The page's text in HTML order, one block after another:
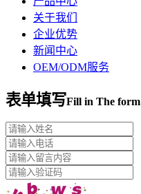
关于我们
企业优势
新闻中心
OEM/ODM服务
表单填写Fill in The form